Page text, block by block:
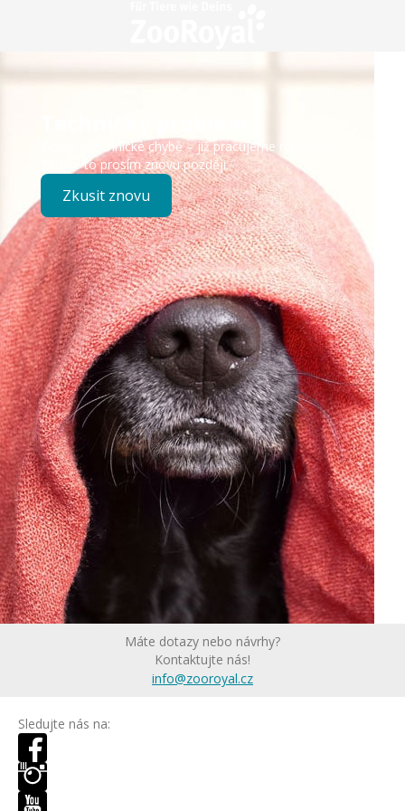
Došlo k technické chybě – již pracujeme na opravě.
Zkuste to prosím znovu později.
Zkusit znovu
Máte dotazy nebo návrhy?
Kontaktujte nás!
info@zooroyal.cz
Sledujte nás na: